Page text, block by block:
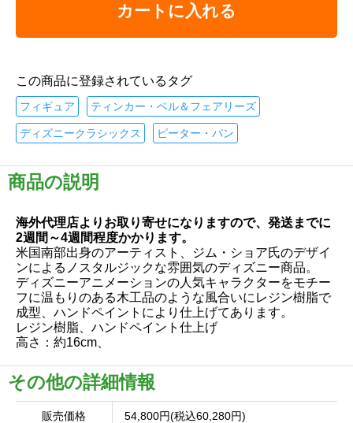
カートに入れる
この商品に登録されているタグ
フィギュア ティンカー・ベル＆フェアリーズ
ディズニークラシックス ピーター・パン
商品の説明
海外代理店よりお取り寄せになりますので、発送までに
2週間～4週間程度かかります。
米国南部出身のアーティスト、ジム・ショア氏のデザイ
ンによるノスタルジックな雰囲気のディズニー商品。
ディズニーアニメーションの人気キャラクターをモチー
フに温もりのある木工品のような風合いにレジン樹脂で
成型、ハンドペイントにより仕上げてあります。
レジン樹脂、ハンドペイント仕上げ
高さ：約16cm、
その他の詳細情報
販売価格 54,800円(税込60,280円)